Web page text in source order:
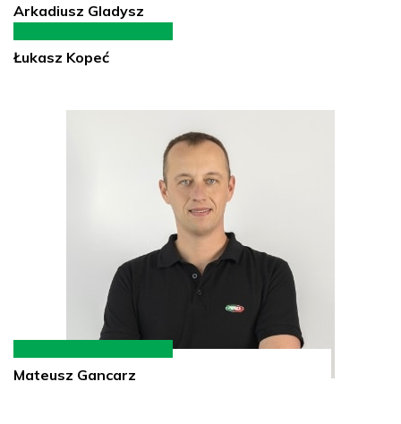
Arkadiusz Gladysz
Łukasz Kopeć
Mateusz Gancarz